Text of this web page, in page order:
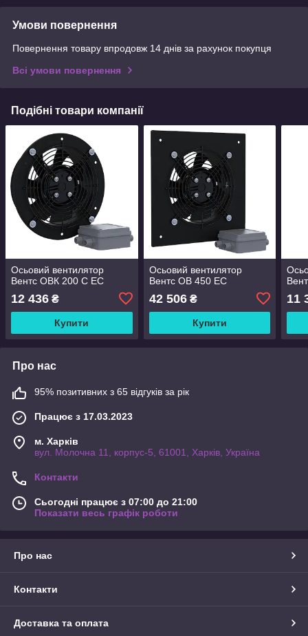
Умови повернення
Повернення товару впродовж 14 днів за рахунок покупця
Всі умови повернення
Подібні товари компанії
Осьовий вентилятор
Вентс ОВК 200 C ЕС
12 436 ₴
Купити
Осьовий вентилятор
Вентс ОВ 450 ЕС
42 506₴
Купити
11
Про нас
95% позитивних з 65 відгуків за рік
Працює з 17.03.2023
м. Харків
вул. Молочна 11, корпус-5, 61001, Харків, Україна
Контакти
Сьогодні працює з 07:00 до 21:00
Показати весь графік роботи
Про нас
Контакти
Доставка та оплата